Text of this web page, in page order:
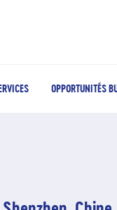
OPPORTUNITÉS